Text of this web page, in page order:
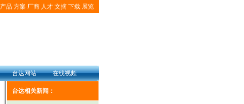
产品 方案 厂商 人才 文摘 下载 展览
台达网站 在线视频
台达相关新闻：